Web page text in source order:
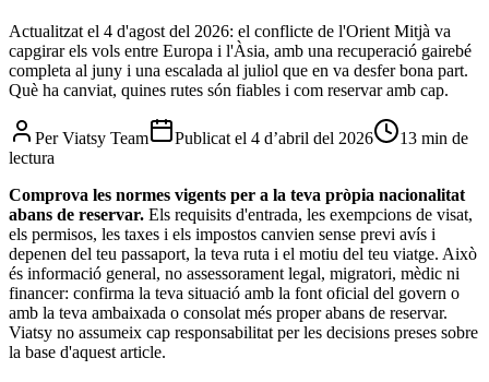
Actualitzat el 4 d'agost del 2026: el conflicte de l'Orient Mitjà va
capgirar els vols entre Europa i l'Àsia, amb una recuperació gairebé
completa al juny i una escalada al juliol que en va desfer bona part.
Què ha canviat, quines rutes són fiables i com reservar amb cap.
Per Viatsy Team Publicat el 4 d’abril del 2026
13 min de
lectura
Comprova les normes vigents per a la teva pròpia nacionalitat
abans de reservar. Els requisits d'entrada, les exempcions de visat,
els permisos, les taxes i els impostos canvien sense previ avís i
depenen del teu passaport, la teva ruta i el motiu del teu viatge. Això
és informació general, no assessorament legal, migratori, mèdic ni
financer: confirma la teva situació amb la font oficial del govern o
amb la teva ambaixada o consolat més proper abans de reservar.
Viatsy no assumeix cap responsabilitat per les decisions preses sobre
la base d'aquest article.